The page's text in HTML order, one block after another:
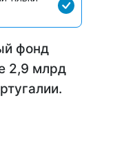
фонд
2,9 млрд